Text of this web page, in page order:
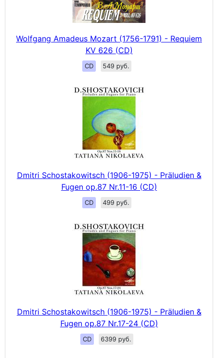
Wolfgang Amadeus Mozart (1756-1791) - Requiem
KV 626 (CD)
CD 549 руб.
Dmitri Schostakowitsch (1906-1975) - Präludien &
Fugen op.87 Nr.11-16 (CD)
CD 499 руб.
Dmitri Schostakowitsch (1906-1975) - Präludien &
Fugen op.87 Nr.17-24 (CD)
CD 6399 руб.